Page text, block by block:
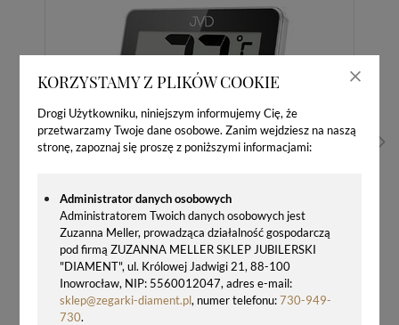
KORZYSTAMY Z PLIKÓW COOKIE
Drogi Użytkowniku, niniejszym informujemy Cię, że
przetwarzamy Twoje dane osobowe. Zanim wejdziesz na naszą
stronę, zapoznaj się proszę z poniższymi informacjami:
Administrator danych osobowych
Administratorem Twoich danych osobowych jest
Zuzanna Meller, prowadząca działalność gospodarczą
pod firmą ZUZANNA MELLER SKLEP JUBILERSKI
"DIAMENT", ul. Królowej Jadwigi 21, 88-100
Inowrocław, NIP: 5560012047, adres e-mail:
sklep@zegarki-diament.pl, numer telefonu:730-949-
730.